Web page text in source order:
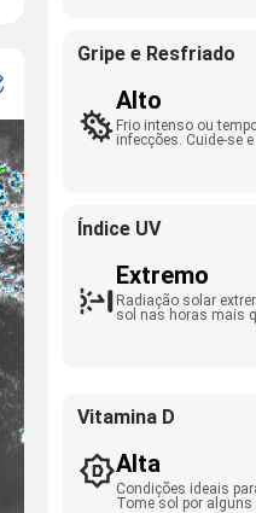
Gripe e Resfriado
Alto
Frio intenso ou
infecções. Cuide-se
Índice UV
Extremo
Radiação solar
sol nas horas mais
Vitamina D
Alta
Condições ideais
Tome sol por